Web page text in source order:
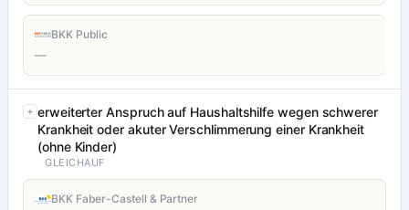
BKK Public
—
erweiterter Anspruch auf Haushaltshilfe wegen schwerer
Krankheit oder akuter Verschlimmerung einer Krankheit
(ohne Kinder)
GLEICHAUF
BKK Faber-Castell & Partner